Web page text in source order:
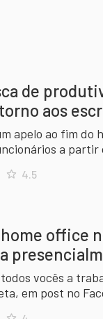
de
aos
apelo ao fim do
a partir
4.5
office
vocês a
em post no